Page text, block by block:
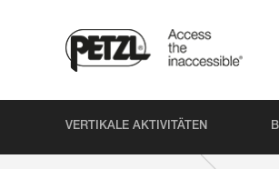
VERTIKALE AKTIVITÄTEN